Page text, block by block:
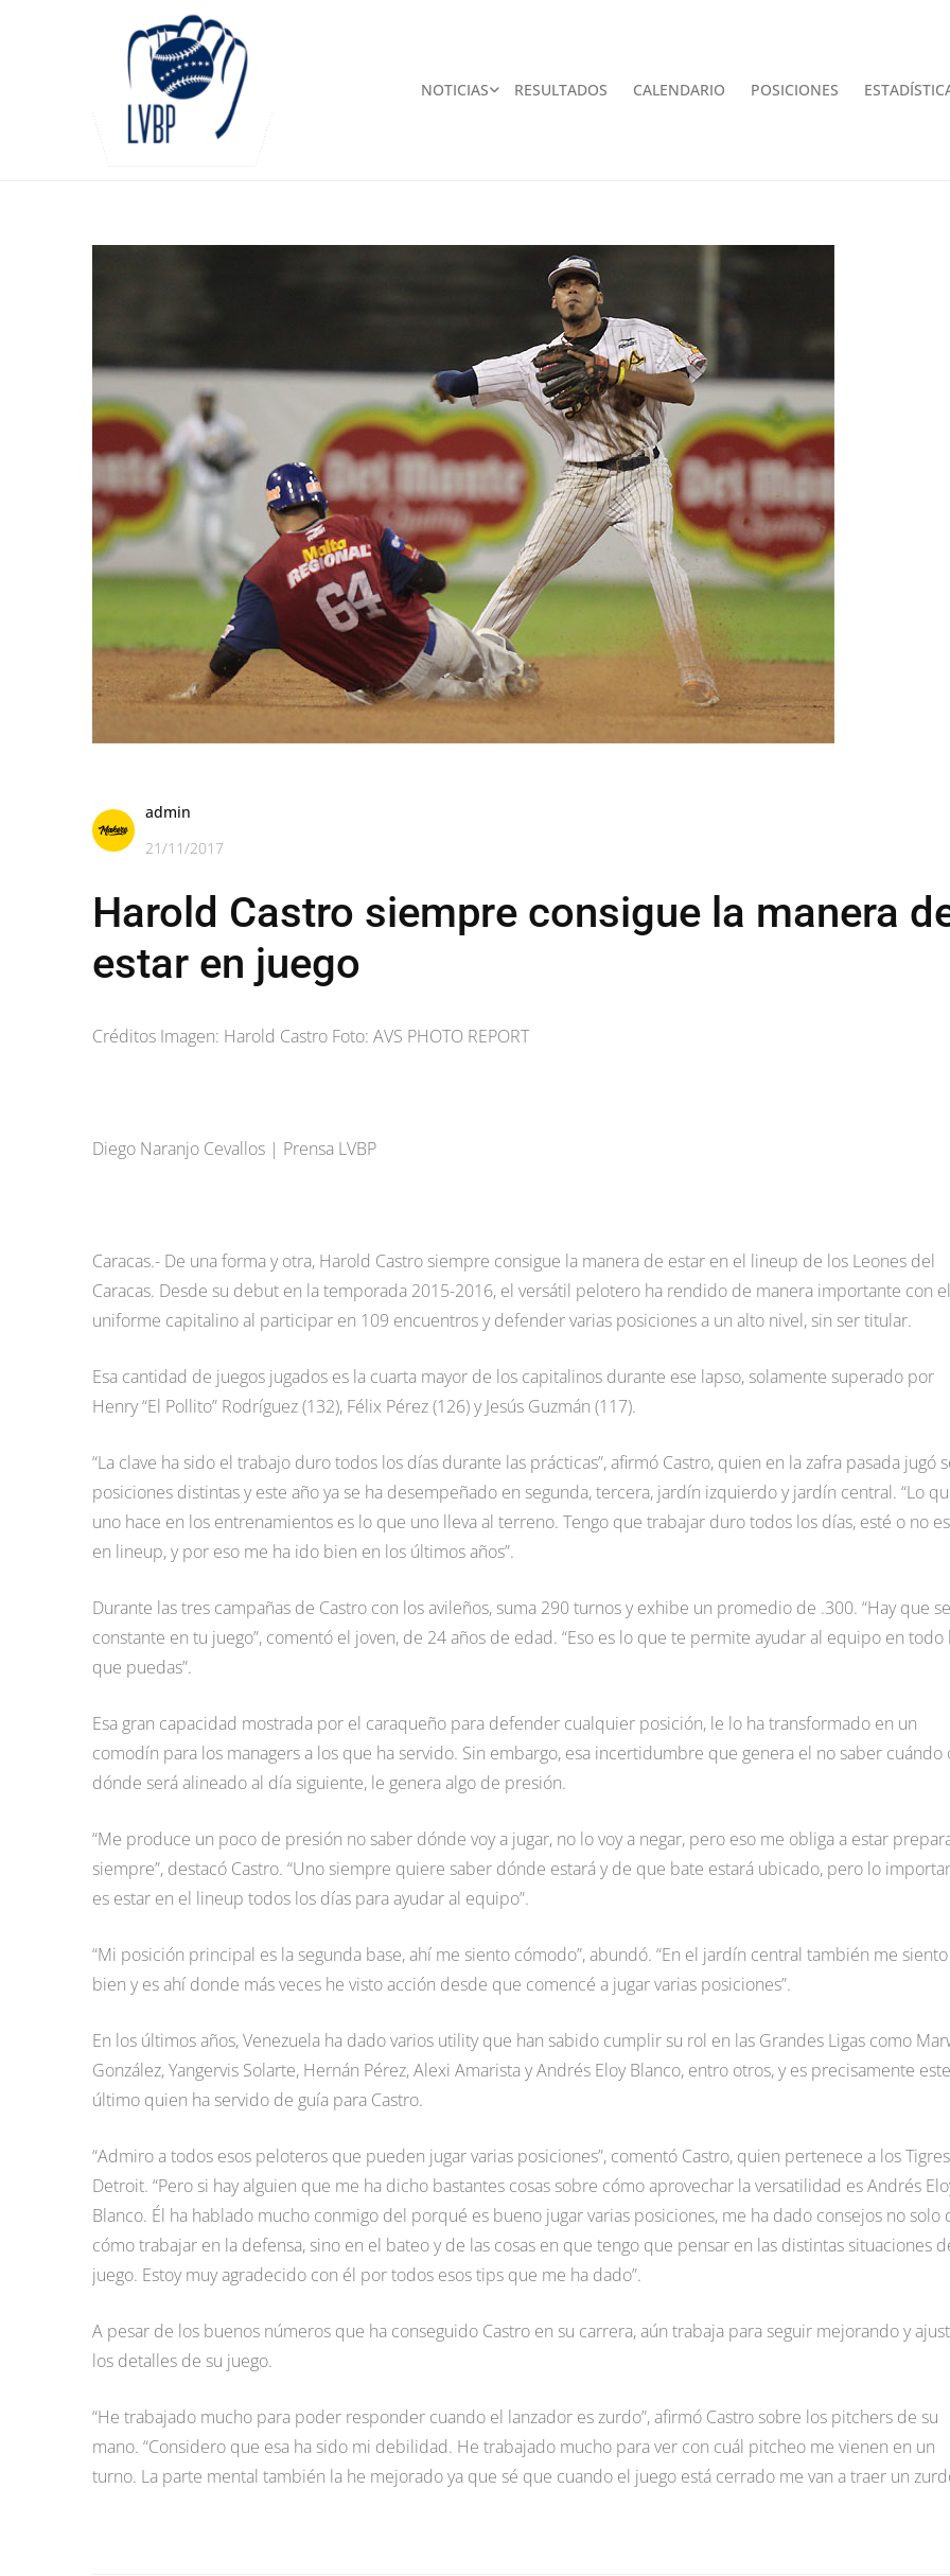
NOTICIAS RESULTADOS CALENDARIO POSICIONES
admin
21/11/2017
Harold Castro siempre consigue la manera
estar en juego
Créditos Imagen: Harold Castro Foto: AVS PHOTO REPORT
Diego Naranjo Cevallos | Prensa LVBP
Caracas.- De una forma y otra, Harold Castro siempre consigue la manera de estar en el lineup de los Leones del
Caracas. Desde su debut en la temporada 2015-2016, el versátil pelotero ha rendido de manera importante con el
uniforme capitalino al participar en 109 encuentros y defender varias posiciones a un alto nivel, sin ser titular.
Esa cantidad de juegos jugados es la cuarta mayor de los capitalinos durante ese lapso, solamente superado por
Henry “El Pollito” Rodríguez (132), Félix Pérez (126) y Jesús Guzmán (117).
“La clave ha sido el trabajo duro todos los días durante las prácticas”, afirmó Castro, quien en la zafra pasada jugó
posiciones distintas y este año ya se ha desempeñado en segunda, tercera, jardín izquierdo y jardín central. “Lo
uno hace en los entrenamientos es lo que uno lleva al terreno. Tengo que trabajar duro todos los días, esté o no
en lineup, y por eso me ha ido bien en los últimos años”.
Durante las tres campañas de Castro con los avileños, suma 290 turnos y exhibe un promedio de .300. “Hay que
constante en tu juego”, comentó el joven, de 24 años de edad. “Eso es lo que te permite ayudar al equipo en todo
que puedas”.
Esa gran capacidad mostrada por el caraqueño para defender cualquier posición, le lo ha transformado en un
comodín para los managers a los que ha servido. Sin embargo, esa incertidumbre que genera el no saber cuándo
dónde será alineado al día siguiente, le genera algo de presión.
“Me produce un poco de presión no saber dónde voy a jugar, no lo voy a negar, pero eso me obliga a estar
siempre”, destacó Castro. “Uno siempre quiere saber dónde estará y de que bate estará ubicado, pero lo
es estar en el lineup todos los días para ayudar al equipo”.
“Mi posición principal es la segunda base, ahí me siento cómodo”, abundó. “En el jardín central también me siento
bien y es ahí donde más veces he visto acción desde que comencé a jugar varias posiciones”.
En los últimos años, Venezuela ha dado varios utility que han sabido cumplir su rol en las Grandes Ligas como
González, Yangervis Solarte, Hernán Pérez, Alexi Amarista y Andrés Eloy Blanco, entro otros, y es precisamente este
último quien ha servido de guía para Castro.
“Admiro a todos esos peloteros que pueden jugar varias posiciones”, comentó Castro, quien pertenece a los
Detroit. “Pero si hay alguien que me ha dicho bastantes cosas sobre cómo aprovechar la versatilidad es Andrés
Blanco. Él ha hablado mucho conmigo del porqué es bueno jugar varias posiciones, me ha dado consejos no solo
cómo trabajar en la defensa, sino en el bateo y de las cosas en que tengo que pensar en las distintas situaciones
juego. Estoy muy agradecido con él por todos esos tips que me ha dado”.
A pesar de los buenos números que ha conseguido Castro en su carrera, aún trabaja para seguir mejorando y
los detalles de su juego.
“He trabajado mucho para poder responder cuando el lanzador es zurdo”, afirmó Castro sobre los pitchers de su
mano. “Considero que esa ha sido mi debilidad. He trabajado mucho para ver con cuál pitcheo me vienen en un
turno. La parte mental también la he mejorado ya que sé que cuando el juego está cerrado me van a traer un